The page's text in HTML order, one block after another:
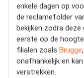
enkele dagen op
de reclamefolder
bekijken zodra
eerste op de
filialen zoals Brugge,
onafhankelijk en
verstrekken.